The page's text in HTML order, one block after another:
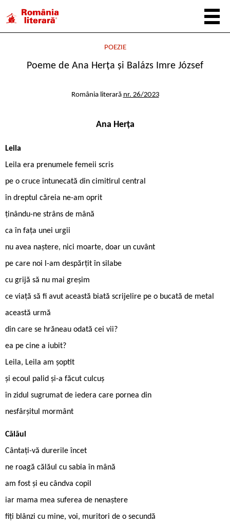
POEZIE
Poeme de Ana Herța și Balázs Imre József
România literară nr. 26/2023
Ana Herța
Leila
Leila era prenumele femeii scris
pe o cruce întunecată din cimitirul central
în dreptul căreia ne-am oprit
ținându-ne strâns de mână
ca în fața unei urgii
nu avea naștere, nici moarte, doar un cuvânt
pe care noi l-am despărțit în silabe
cu grijă să nu mai greșim
ce viață să fi avut această biată scrijelire pe o bucată de metal
această urmă
din care se hrăneau odată cei vii?
ea pe cine a iubit?
Leila, Leila am șoptit
și ecoul palid și-a făcut culcuș
în zidul sugrumat de iedera care pornea din
nesfârșitul mormânt
Călăul
Cântați-vă durerile încet
ne roagă călăul cu sabia în mână
am fost și eu cândva copil
iar mama mea suferea de nenaștere
fiți blânzi cu mine, voi, muritori de o secundă